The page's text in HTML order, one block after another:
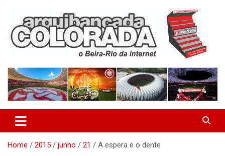
content
Arquibancada Colorada
Home 2015 junho 21 A espera e o dente